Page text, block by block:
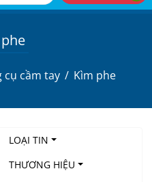
cụ cầm tay Kìm phe
LOẠI TIN
THƯƠNG HIỆU